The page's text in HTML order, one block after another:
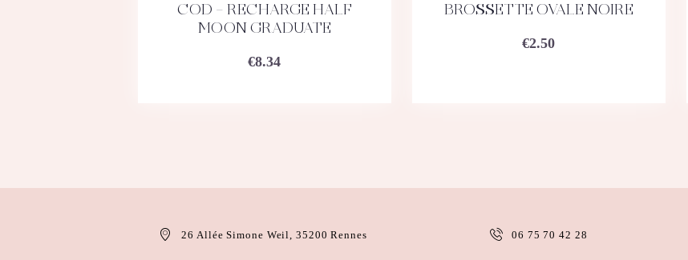
ACHETEZ DÉTAILS
COD – RECHARGE HALF
MOON GRADUATE
€8.34
ACHETEZ DÉTAILS
BROSSETTE OVALE NOIRE
€2.50
26 Allée Simone Weil, 35200 Rennes 06 75 70 42 28